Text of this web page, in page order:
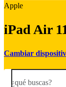
Apple
iPad Air
Cambiar
¿qué buscas?